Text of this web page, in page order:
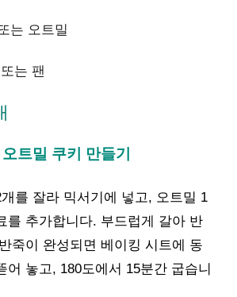
는 오트밀
는 팬
트밀 쿠키 만들기
를 잘라 믹서기에 넣고, 오트밀 1
를 추가합니다. 부드럽게 갈아 반
죽이 완성되면 베이킹 시트에 동
어 놓고, 180도에서 15분간 굽습니